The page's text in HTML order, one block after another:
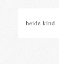
heide-kind